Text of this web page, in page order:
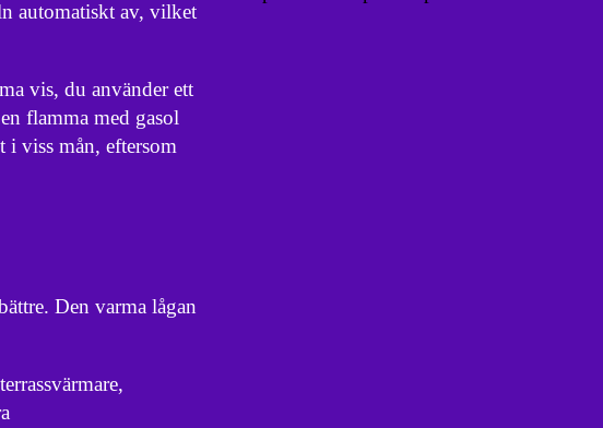
automatiskt av, vilket
vis, du använder ett
flamma med gasol
i viss mån, eftersom
Den varma lågan